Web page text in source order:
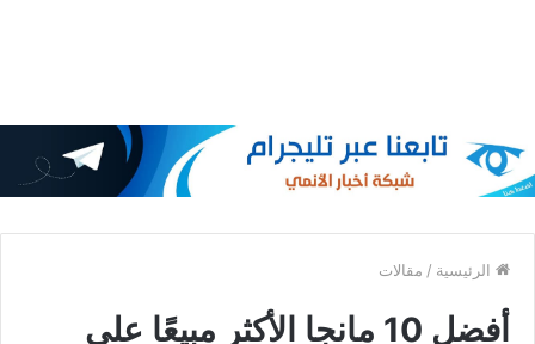
الرئيسية / مقالات
أفضل 10 مانجا الأكثر مبيعًا على